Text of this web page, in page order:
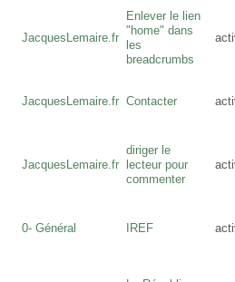
JacquesLemaire.fr
Enlever le lien
"home" dans
les
breadcrumbs
JacquesLemaire.fr Contacter
JacquesLemaire.fr
diriger le
lecteur pour
commenter
0- Général IREF